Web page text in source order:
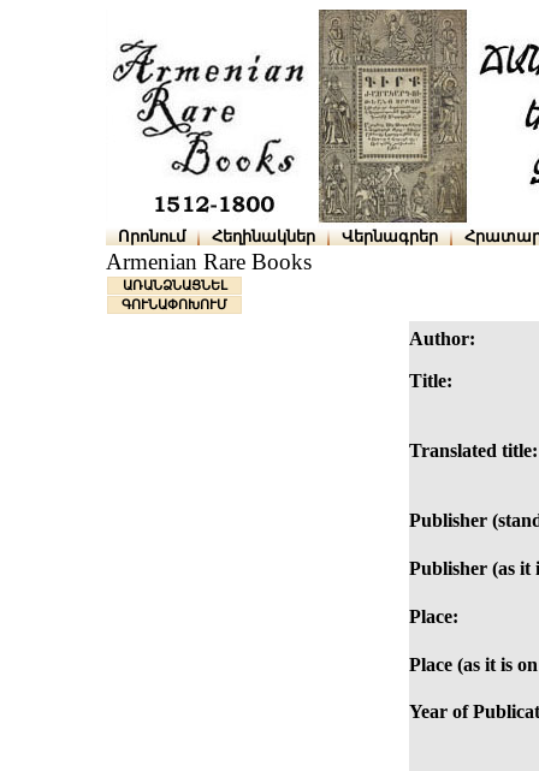
Որոնում Հեղինակներ Վերնագրեր
Armenian Rare Books
ԱՌԱՆՁՆԱՑՆԵԼ
ԳՈՒՆԱՓՈԽՈՒՄ
Author:
Title:
Translated title:
Publisher
Publisher (as it
Place:
Place (as it is
Year of